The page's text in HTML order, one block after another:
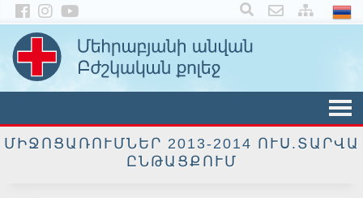
×
ՄԻՋՈՑԱՌՈՒՄՆԵՐ 2013-2014 ՈՒՍ.ՏԱՐՎԱ
ԸՆԹԱՑՔՈՒՄ